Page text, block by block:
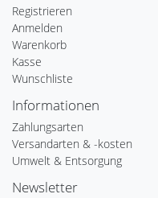
Registrieren
Anmelden
Warenkorb
Kasse
Wunschliste
Informationen
Zahlungsarten
Versandarten & -kosten
Umwelt & Entsorgung
Newsletter